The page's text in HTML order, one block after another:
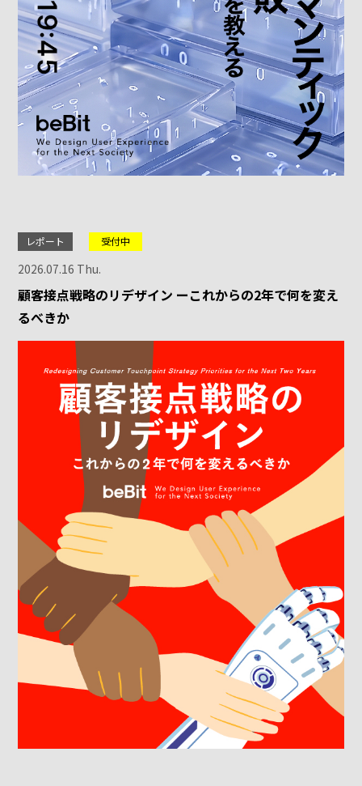
レポート 受付中
2026.07.16 Thu.
顧客接点戦略のリデザイン ーこれからの2年で何を変え
るべきか